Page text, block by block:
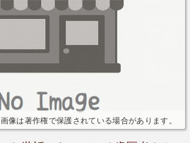
画像は著作権で保護されている場合があります。